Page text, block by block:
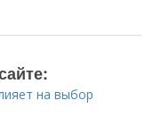
на выбор